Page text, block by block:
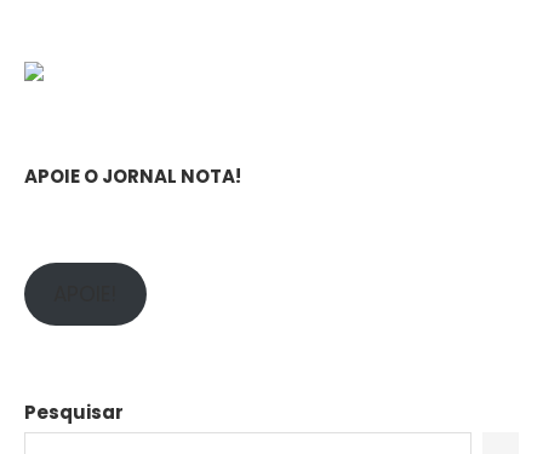
APOIE O JORNAL NOTA!
Pesquisar